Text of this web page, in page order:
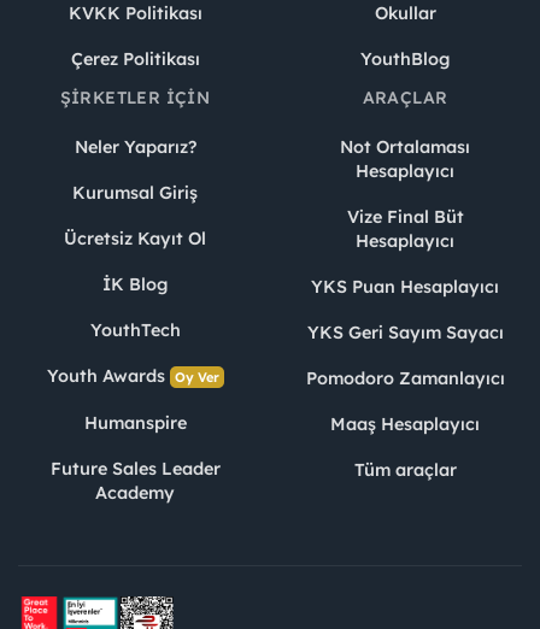
KVKK Politikası
Çerez Politikası
Okullar
YouthBlog
ŞIRKETLER İÇIN
Neler Yaparız?
Kurumsal Giriş
Ücretsiz Kayıt Ol
İK Blog
YouthTech
Youth Awards Oy Ver
Humanspire
Future Sales Leader
Academy
ARAÇLAR
Not Ortalaması
Hesaplayıcı
Vize Final Büt
Hesaplayıcı
YKS Puan Hesaplayıcı
YKS Geri Sayım Sayacı
Pomodoro Zamanlayıcı
Maaş Hesaplayıcı
Tüm araçlar